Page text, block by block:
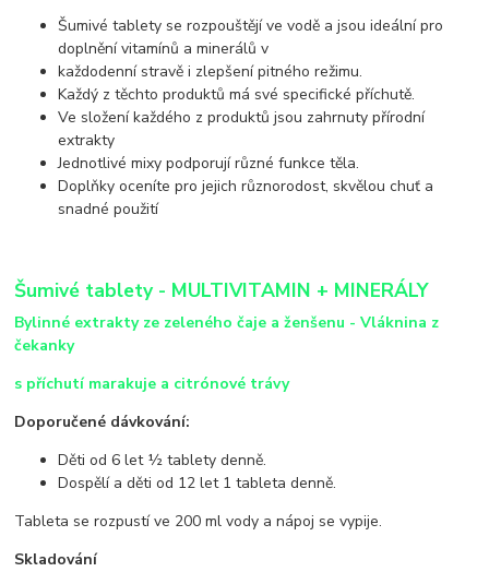
Šumivé tablety se rozpouštějí ve vodě a jsou ideální pro
doplnění vitamínů a minerálů v
každodenní stravě i zlepšení pitného režimu.
Každý z těchto produktů má své specifické příchutě.
Ve složení každého z produktů jsou zahrnuty přírodní
extrakty
Jednotlivé mixy podporují různé funkce těla.
Doplňky oceníte pro jejich různorodost, skvělou chuť a
snadné použití
Šumivé tablety - MULTIVITAMIN + MINERÁLY
Bylinné extrakty ze zeleného čaje a ženšenu - Vláknina z
čekanky
s příchutí marakuje a citrónové trávy
Doporučené dávkování:
Děti od 6 let ½ tablety denně.
Dospělí a děti od 12 let 1 tableta denně.
Tableta se rozpustí ve 200 ml vody a nápoj se vypije.
Skladování